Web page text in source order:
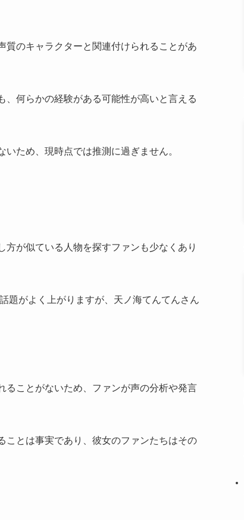
質のキャラクターと関連付けられることがあ
、何らかの経験がある可能性が高いと言える
ため、現時点では推測に過ぎません。
が似ている人物を探すファンも少なくあり
題がよく上がりますが、天ノ海てんてんさん
ることがないため、ファンが声の分析や発言
ことは事実であり、彼女のファンたちはその